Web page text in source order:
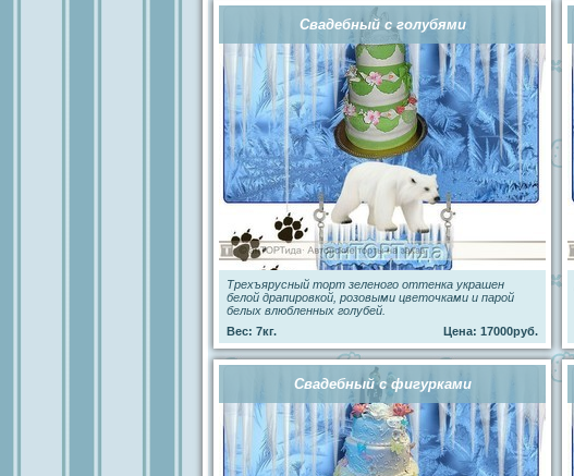
Свадебный с голубями
Трехъярусный торт зеленого оттенка украшен
белой драпировкой, розовыми цветочками и парой
белых влюбленных голубей.
Вес: 7кг.
Цена: 17000руб.
Свадебный с фигурками